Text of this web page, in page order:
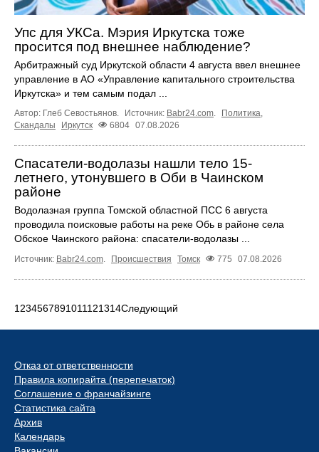
Упс для УКСа. Мэрия Иркутска тоже
просится под внешнее наблюдение?
Арбитражный суд Иркутской области 4 августа ввел внешнее
управление в АО «Управление капитального строительства
Иркутска» и тем самым подал ...
Автор: Глеб Севостьянов. Источник: Babr24.com Политика
Скандалы
Иркутск 6804 07.08.2026
Спасатели-водолазы нашли тело 15-
летнего, утонувшего в Оби в Чаинском
районе
Водолазная группа Томской областной ПСС 6 августа
проводила поисковые работы на реке Обь в районе села
Обское Чаинского района: спасатели-водолазы ...
Источник: Babr24.com. Происшествия Томск 775 07.08.2026
1 234567891011121314Следующий
Отказ от ответственности
Правила копирайта (перепечаток)
Соглашение о франчайзинге
Статистика сайта
Архив
Календарь